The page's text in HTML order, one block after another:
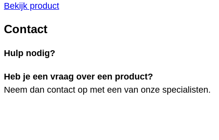
Bekijk product
Contact
Hulp nodig?
Heb je een vraag over een product?
Neem dan contact op met een van onze specialisten.